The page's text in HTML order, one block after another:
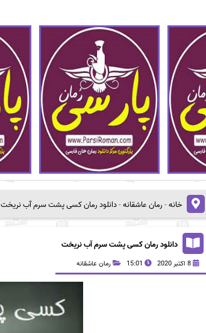
خانه-رمان عاشقانه-دانلود رمان کسی پشت سرم آب نریخت
دانلود رمان کسی پشت سرم آب نریخت
8 اکتبر 2020 15:01 رمان عاشقانه